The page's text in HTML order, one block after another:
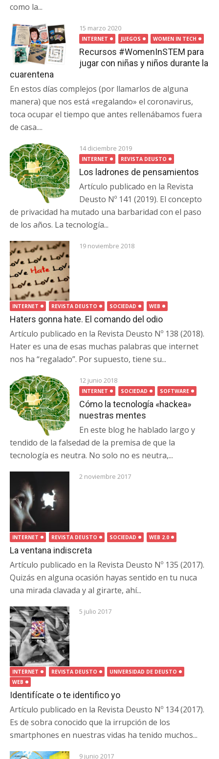
como la...
15 marzo 2020
INTERNET JUEGOS WOMEN IN TECH
Recursos #WomenInSTEM para
jugar con niñas y niños durante la
cuarentena
En estos días complejos (por llamarlos de alguna
manera) que nos está «regalando» el coronavirus,
toca ocupar el tiempo que antes rellenábamos fuera
de casa....
14 diciembre 2019
INTERNET REVISTA DEUSTO
Los ladrones de pensamientos
Artículo publicado en la Revista
Deusto Nº 141 (2019). El concepto
de privacidad ha mutado una barbaridad con el paso
de los años. La tecnología...
19 noviembre 2018
INTERNET REVISTA DEUSTO SOCIEDAD WEB
Haters gonna hate. El comando del odio
Artículo publicado en la Revista Deusto Nº 138 (2018).
Hater es una de esas muchas palabras que internet
nos ha “regalado”. Por supuesto, tiene su...
12 junio 2018
INTERNET SOCIEDAD SOFTWARE
Cómo la tecnología «hackea»
nuestras mentes
En este blog he hablado largo y
tendido de la falsedad de la premisa de que la
tecnología es neutra. No solo no es neutra,...
2 noviembre 2017
INTERNET REVISTA DEUSTO SOCIEDAD WEB 2.0
La ventana indiscreta
Artículo publicado en la Revista Deusto Nº 135 (2017).
Quizás en alguna ocasión hayas sentido en tu nuca
una mirada clavada y al girarte, ahí...
5 julio 2017
INTERNET REVISTA DEUSTO
UNIVERSIDAD DE DEUSTO
WEB
Identifícate o te identifico yo
Artículo publicado en la Revista Deusto Nº 134 (2017).
Es de sobra conocido que la irrupción de los
smartphones en nuestras vidas ha tenido muchos...
9 junio 2017